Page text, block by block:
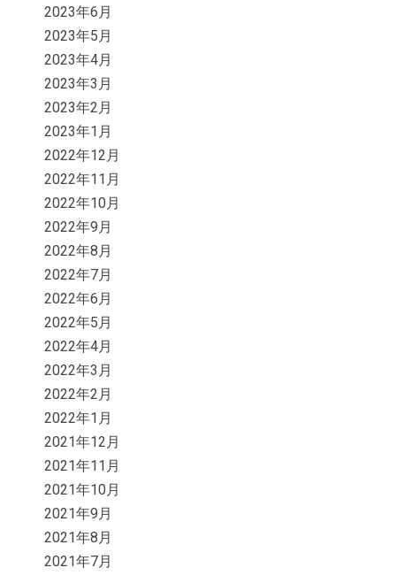
2023年6月
2023年5月
2023年4月
2023年3月
2023年2月
2023年1月
2022年12月
2022年11月
2022年10月
2022年9月
2022年8月
2022年7月
2022年6月
2022年5月
2022年4月
2022年3月
2022年2月
2022年1月
2021年12月
2021年11月
2021年10月
2021年9月
2021年8月
2021年7月